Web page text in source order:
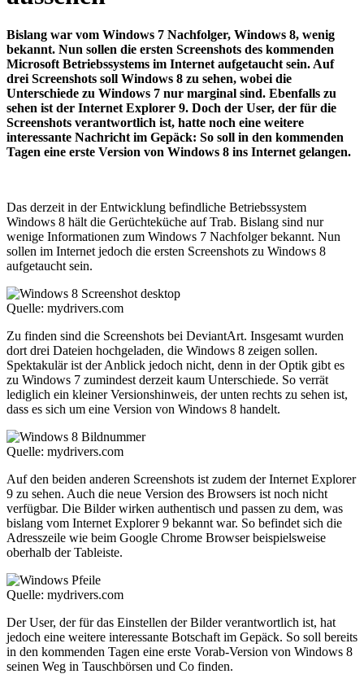
Bislang war vom Windows 7 Nachfolger, Windows 8, wenig
bekannt. Nun sollen die ersten Screenshots des kommenden
Microsoft Betriebssystems im Internet aufgetaucht sein. Auf
drei Screenshots soll Windows 8 zu sehen, wobei die
Unterschiede zu Windows 7 nur marginal sind. Ebenfalls zu
sehen ist der Internet Explorer 9. Doch der User, der für die
Screenshots verantwortlich ist, hatte noch eine weitere
interessante Nachricht im Gepäck: So soll in den kommenden
Tagen eine erste Version von Windows 8 ins Internet gelangen.
Das derzeit in der Entwicklung befindliche Betriebssystem
Windows 8 hält die Gerüchteküche auf Trab. Bislang sind nur
wenige Informationen zum Windows 7 Nachfolger bekannt. Nun
sollen im Internet jedoch die ersten Screenshots zu Windows 8
aufgetaucht sein.
Quelle: mydrivers.com
Zu finden sind die Screenshots bei DeviantArt. Insgesamt wurden
dort drei Dateien hochgeladen, die Windows 8 zeigen sollen.
Spektakulär ist der Anblick jedoch nicht, denn in der Optik gibt es
zu Windows 7 zumindest derzeit kaum Unterschiede. So verrät
lediglich ein kleiner Versionshinweis, der unten rechts zu sehen ist,
dass es sich um eine Version von Windows 8 handelt.
Quelle: mydrivers.com
Auf den beiden anderen Screenshots ist zudem der Internet Explorer
9 zu sehen. Auch die neue Version des Browsers ist noch nicht
verfügbar. Die Bilder wirken authentisch und passen zu dem, was
bislang vom Internet Explorer 9 bekannt war. So befindet sich die
Adresszeile wie beim Google Chrome Browser beispielsweise
oberhalb der Tableiste.
Quelle: mydrivers.com
Der User, der für das Einstellen der Bilder verantwortlich ist, hat
jedoch eine weitere interessante Botschaft im Gepäck. So soll bereits
in den kommenden Tagen eine erste Vorab-Version von Windows 8
seinen Weg in Tauschbörsen und Co finden.